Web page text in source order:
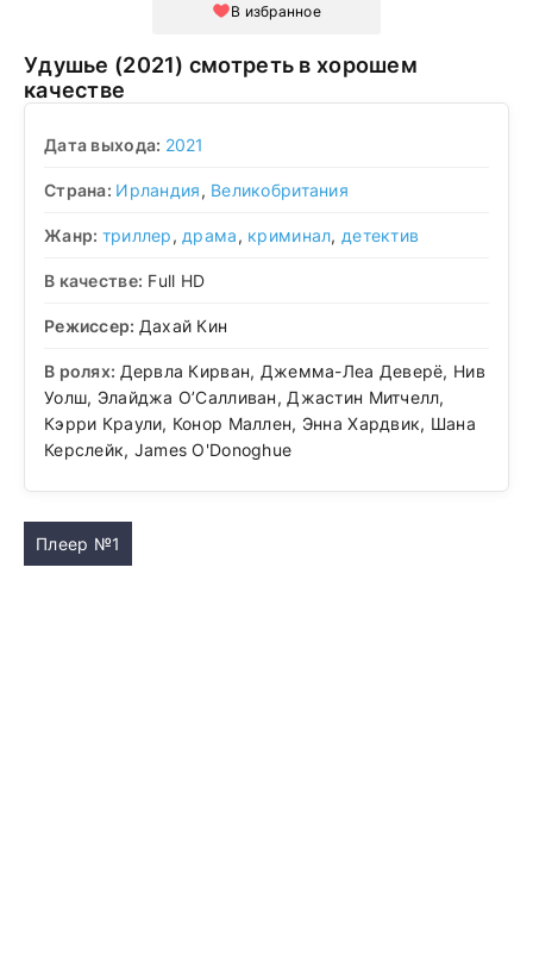
В избранное
Удушье (2021) смотреть в хорошем
качестве
Дата выхода: 2021
Страна: Ирландия, Великобритания
Жанр: триллер, драма, криминал, детектив
В качестве: Full HD
Режиссер: Дахай Кин
В ролях: Дервла Кирван, Джемма-Леа Деверё, Нив
Уолш, Элайджа О’Салливан, Джастин Митчелл,
Кэрри Краули, Конор Маллен, Энна Хардвик, Шана
Керслейк, James O'Donoghue
Плеер №1